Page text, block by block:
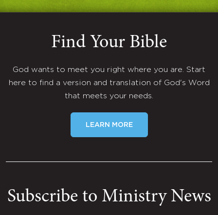
Find Your Bible
God wants to meet you right where you are. Start
here to find a version and translation of God's Word
that meets your needs.
LEARN MORE
Subscribe to Ministry News